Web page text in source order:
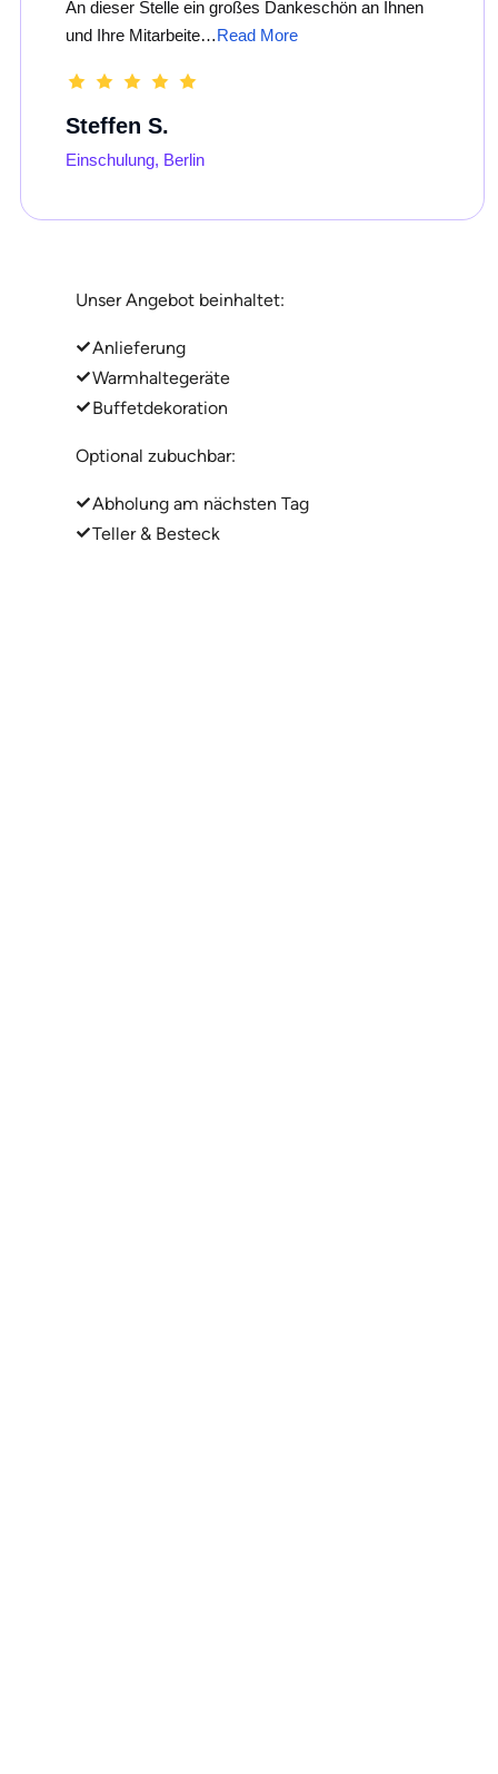
An dieser Stelle ein großes Dankeschön an Ihnen
und Ihre Mitarbeite…Read More
Steffen S.
Einschulung, Berlin
Unser Angebot beinhaltet:
Anlieferung
Warmhaltegeräte
Buffetdekoration
Optional zubuchbar:
Abholung am nächsten Tag
Teller & Besteck